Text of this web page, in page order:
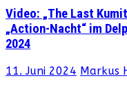
Grauens“
(1922)
Video: „The Last
„Action-Nacht“ im
2024
11. Juni 2024 Markus